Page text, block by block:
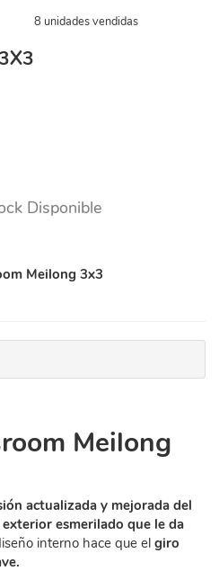
8 unidades vendidas
Disponible
Meilong 3x3
Meilong
actualizada y mejorada del
exterior esmerilado que le da
interno hace que el giro